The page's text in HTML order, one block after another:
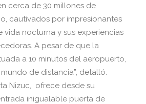
cerca de 30 millones de
cautivados por impresionantes
vida nocturna y sus experiencias
A pesar de que la
a 10 minutos del aeropuerto,
de distancia”, detalló.
Nizuc, ofrece desde su
inigualable puerta de